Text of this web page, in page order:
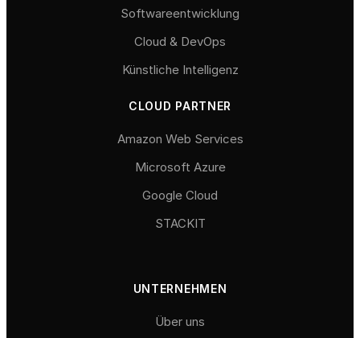
Softwareentwicklung
Cloud & DevOps
Künstliche Intelligenz
CLOUD PARTNER
Amazon Web Services
Microsoft Azure
Google Cloud
STACKIT
UNTERNEHMEN
Über uns